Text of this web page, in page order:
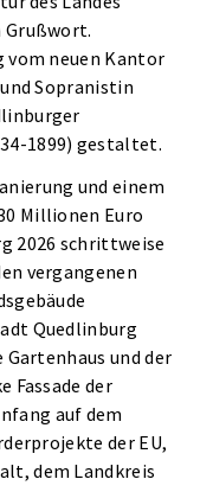
Grußwort.
vom neuen Kantor
Sopranistin
1899) gestaltet.
und einem
Millionen Euro
2026 schrittweise
vergangenen
Quedlinburg
und der
Fassade der
auf dem
der EU,
dem Landkreis